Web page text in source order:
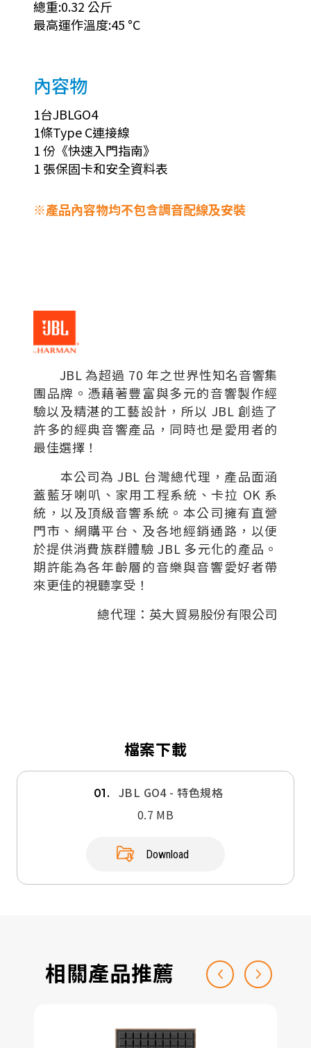
總重:0.32 公斤
最高運作溫度:45 °C
內容物
1台JBLGO4
1條Type C連接線
1 份《快速入門指南》
1 張保固卡和安全資料表
※產品內容物均不包含調音配線及安裝
JBL 為超過 70 年之世界性知名音響集
團品牌。憑藉著豐富與多元的音響製作經
驗以及精湛的工藝設計，所以 JBL 創造了
許多的經典音響產品，同時也是愛用者的
最佳選擇！
本公司為 JBL 台灣總代理，產品面涵
蓋藍牙喇叭、家用工程系統、卡拉 OK 系
統，以及頂級音響系統。本公司擁有直營
門市、網購平台、及各地經銷通路，以便
於提供消費族群體驗 JBL 多元化的產品。
期許能為各年齡層的音樂與音響愛好者帶
來更佳的視聽享受！
總代理：英大貿易股份有限公司
檔案下載
01.
JBL GO4 - 特色規格
0.7 MB
Download
相關產品推薦